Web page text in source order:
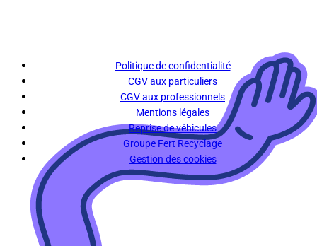
Politique de confidentialité
CGV aux particuliers
CGV aux professionnels
Mentions légales
Reprise de véhicules
Groupe Fert Recyclage
Gestion des cookies